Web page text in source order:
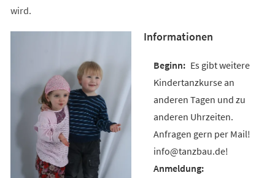
wird.
Informationen
Es gibt weitere
Kindertanzkurse an
anderen Tagen und zu
anderen Uhrzeiten.
Anfragen gern per Mail!
info@tanzbau.de!